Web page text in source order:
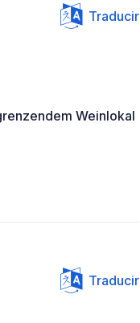
Traducir
Weinlokal
Traducir